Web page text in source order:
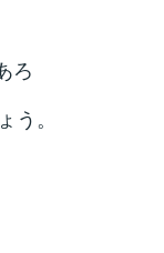
ろ
。